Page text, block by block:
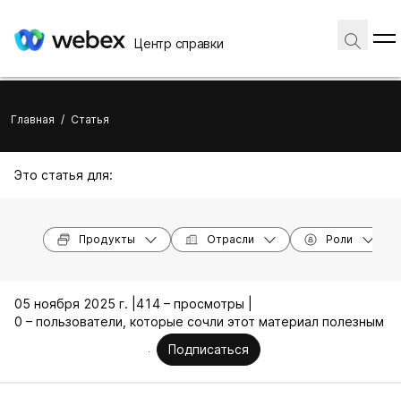
Центр справки
Главная / Статья
Это статья для:
Продукты Отрасли Роли
05 ноября 2025 г. | 414 – просмотры |
0 – пользователи, которые сочли этот материал полезным
Подписаться